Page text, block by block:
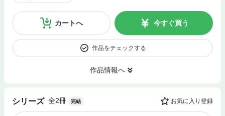
カートへ 今すぐ買う
作品をチェックする
作品情報へ
シリーズ 全2冊 完結 お気に入り登録